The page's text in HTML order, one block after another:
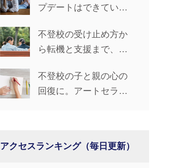
プデートはできてい
登校ライフ」カウンセ
リングルーム #14】
不登校の受け止め方か
ら転機と支援まで、親
輩保護者に聞くリアル
な歩み_前編】
不登校の子と親の心の
回復に。アートセラピ
アクセスランキング（毎日更新）